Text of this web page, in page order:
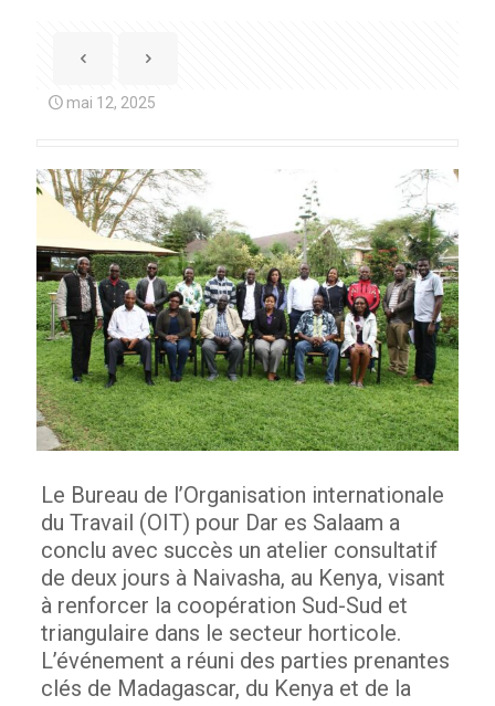
mai 12, 2025
Le Bureau de l’Organisation internationale
du Travail (OIT) pour Dar es Salaam a
conclu avec succès un atelier consultatif
de deux jours à Naivasha, au Kenya, visant
à renforcer la coopération Sud-Sud et
triangulaire dans le secteur horticole.
L’événement a réuni des parties prenantes
clés de Madagascar, du Kenya et de la